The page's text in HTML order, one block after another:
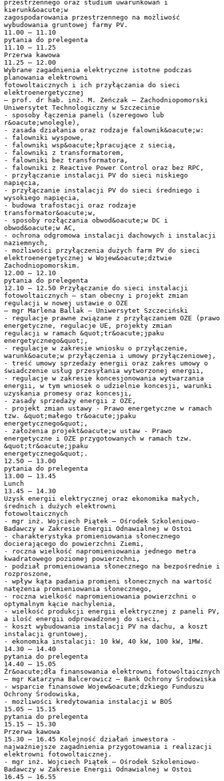
przestrzennego oraz studium uwarunkowań i
kierunk&oacute;w
zagospodarowania przestrzennego na możliwość
wybudowania gruntowej farmy PV.
11.00 – 11.10
pytania do prelegenta
11.10 – 11.25
Przerwa kawowa
11.25 – 12.00
Wybrane zagadnienia elektryczne istotne podczas
planowania elektrowni
fotowoltaicznych i ich przyłączania do sieci
elektroenergetycznej
– prof. dr hab. inż. M. Zeńczak – Zachodniopomorski
Uniwersytet Technologiczny w Szczecinie
- sposoby łączenia paneli (szeregowo lub
r&oacute;wnolegle),
- zasada działania oraz rodzaje falownik&oacute;w:
- falowniki wyspowe,
- falowniki wsp&oacute;łpracujące z siecią,
- falowniki z transformatorem,
- falowniki bez transformatora,
- falowniki z Reactive Power Control oraz bez RPC,
- przyłączanie instalacji PV do sieci niskiego
napięcia,
- przyłączanie instalacji PV do sieci średniego i
wysokiego napięcia,
- budowa trafostacji oraz rodzaje
transformator&oacute;w,
- sposoby rozłączania obwod&oacute;w DC i
obwod&oacute;w AC,
- ochrona odgromowa instalacji dachowych i instalacji
naziemnych,
- możliwości przyłączenia dużych farm PV do sieci
elektroenergetycznej w Wojew&oacute;dztwie
Zachodniopomorskim.
12.00 – 12.10
pytania do prelegenta
12.10 – 12.50 Przyłączanie do sieci instalacji
fotowoltaicznych – stan obecny i projekt zmian
regulacji w nowej ustawie o OZE
– mgr Marlena Ballak – Uniwersytet Szczeciński
- regulacje prawne związane z przyłączaniem OZE (prawo
energetyczne, regulacje UE, projekty zmian
regulacji w ramach &quot;tr&oacute;jpaku
energetycznego&quot;,
- regulacje w zakresie wniosku o przyłączenie,
warunk&oacute;w przyłączenia i umowy przyłączeniowej,
- treść umowy sprzedaży energii oraz zakres umowy o
świadczenie usług przesyłania wytworzonej energii,
- regulacje w zakresie koncesjonowania wytwarzania
energii, w tym wniosek o udzielnie koncesji, warunki
uzyskania promesy oraz koncesji,
- zasady sprzedaży energii z OZE,
- projekt zmian ustawy - Prawo energetyczne w ramach
tzw. &quot;małego tr&oacute;jpaku
energetycznego&quot;,
- założenia projekt&oacute;w ustaw - Prawo
energetyczne i OZE przygotowanych w ramach tzw.
&quot;tr&oacute;jpaku
energetycznego&quot;.
12.50 – 13.00
pytania do prelegenta
13.00 – 13.45
Lunch
13.45 – 14.30
Uzysk energii elektrycznej oraz ekonomika małych,
średnich i dużych elektrowni
fotowoltaicznych
- mgr inż. Wojciech Piątek – Ośrodek Szkoleniowo-
Badawczy w Zakresie Energii Odnawialnej w Ostoi
- charakterystyka promieniowania słonecznego
docierającego do powierzchni Ziemi,
- roczna wielkość napromieniowania jednego metra
kwadratowego poziomej powierzchni,
- podział promieniowania słonecznego na bezpośrednie i
rozproszone,
- wpływ kąta padania promieni słonecznych na wartość
natężenia promieniowania słonecznego,
- roczna wielkość napromieniowania powierzchni o
optymalnym kącie nachylenia,
- wielkość produkcji energii elektrycznej z paneli PV,
a ilość energii odprowadzonej do sieci,
- koszt wybudowania instalacji PV na dachu, a koszt
instalacji gruntowej,
- ekonomika instalacji: 10 kW, 40 kW, 100 kW, 1MW.
14.30 – 14.40
pytania do prelegenta
14.40 – 15.05
Źr&oacute;dła finansowania elektrowni fotowoltaicznych
– mgr Katarzyna Balcerowicz – Bank Ochrony Środowiska
- wsparcie finansowe Wojew&oacute;dzkiego Funduszu
Ochrony Środowiska,
- możliwości kredytowania instalacji w BOŚ
15.05 – 15.15
pytania do prelegenta
15.15 – 15.30
Przerwa kawowa
15.30 – 16.45 Kolejność działań inwestora -
najważniejsze zagadnienia przygotowania i realizacji
elektrowni fotowoltaicznej.
- mgr inż. Wojciech Piątek – Ośrodek Szkoleniowo-
Badawczy w Zakresie Energii Odnawialnej w Ostoi
16.45 – 16.55